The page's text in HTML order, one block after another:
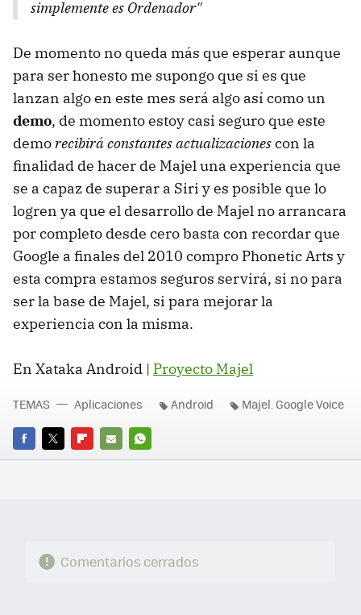
simplemente es Ordenador"
De momento no queda más que esperar aunque
para ser honesto me supongo que si es que
lanzan algo en este mes será algo así como un
demo, de momento estoy casi seguro que este
demorecibirá constantes actualizacionescon la
finalidad de hacer de Majel una experiencia que
se a capaz de superar a Siri y es posible que lo
logren ya que el desarrollo de Majel no arrancara
por completo desde cero basta con recordar que
Google a finales del 2010 compro Phonetic Arts y
esta compra estamos seguros servirá, si no para
ser la base de Majel, si para mejorar la
experiencia con la misma.
En Xataka Android | Proyecto Majel
FACEBOOK
TWITTERFLIPBOARD
E-
WHATSAPP
TEMAS Aplicaciones Android Majel. Google Voice
Comentarios cerrados